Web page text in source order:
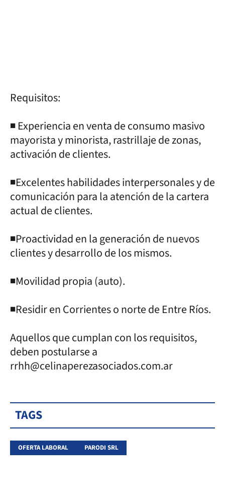
Requisitos:
◾ Experiencia en venta de consumo masivo
mayorista y minorista, rastrillaje de zonas,
activación de clientes.
◾Excelentes habilidades interpersonales y de
comunicación para la atención de la cartera
actual de clientes.
◾Proactividad en la generación de nuevos
clientes y desarrollo de los mismos.
◾Movilidad propia (auto).
◾Residir en Corrientes o norte de Entre Ríos.
Aquellos que cumplan con los requisitos,
deben postularse a
rrhh@celinaperezasociados.com.ar
TAGS
OFERTA LABORAL PARODI SRL